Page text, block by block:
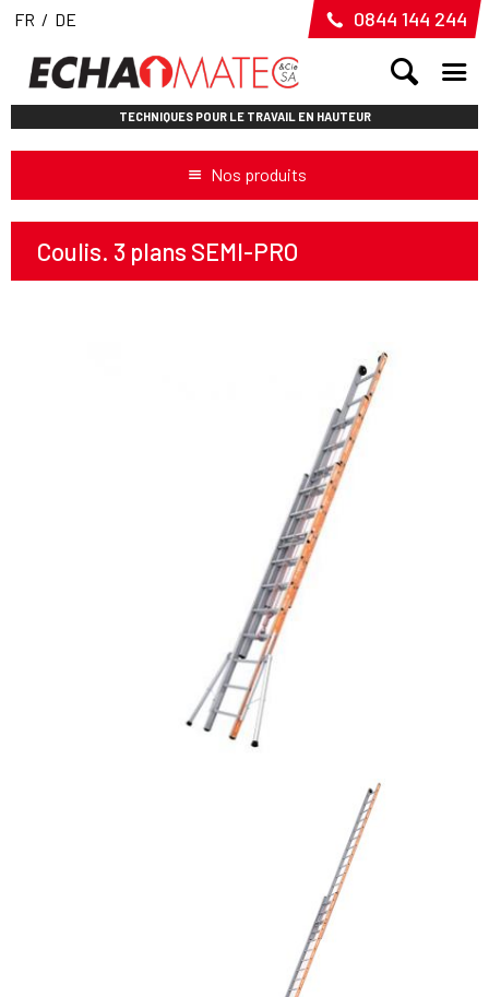
FR / DE 0844 144 244
TECHNIQUES POUR LE TRAVAIL EN HAUTEUR
Nos produits
Coulis. 3 plans SEMI-PRO